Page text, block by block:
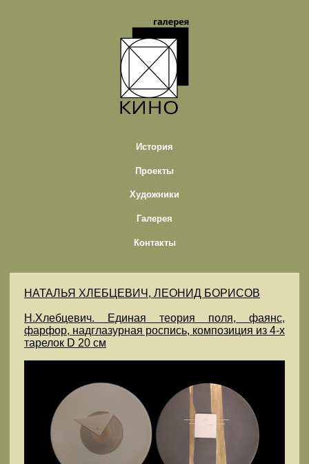
История
Проекты
Художники
Галерея
Контакты
НАТАЛЬЯ ХЛЕБЦЕВИЧ, ЛЕОНИД БОРИСОВ
Н.Хлебцевич. Единая теория поля, фаянс,
фарфор, надглазурная роспись, композиция из 4-х
тарелок D 20 см